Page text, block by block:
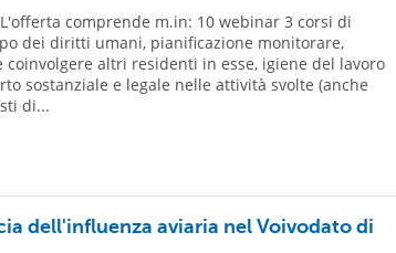
comprende m.in: 10 webinar 3 corsi di
dei diritti umani, pianificazione monitorare,
altri residenti in esse, igiene del lavoro
sostanziale e legale nelle attività svolte (anche
di...
dell'influenza aviaria nel Voivodato di